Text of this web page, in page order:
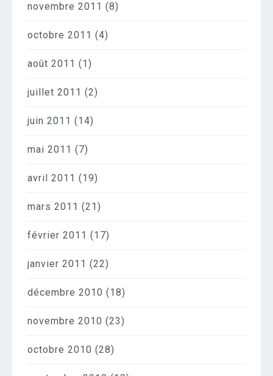
novembre 2011 (8)
octobre 2011 (4)
août 2011 (1)
juillet 2011 (2)
juin 2011 (14)
mai 2011 (7)
avril 2011 (19)
mars 2011 (21)
février 2011 (17)
janvier 2011 (22)
décembre 2010 (18)
novembre 2010 (23)
octobre 2010 (28)